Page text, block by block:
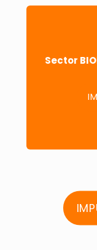
Sector